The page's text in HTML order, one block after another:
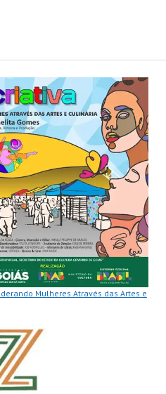
Mulheres Através das Artes e